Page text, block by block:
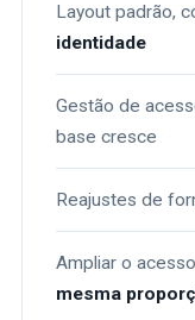
Layout padrão,
identidade
Gestão de
base cresce
Reajustes de
Ampliar o
mesma